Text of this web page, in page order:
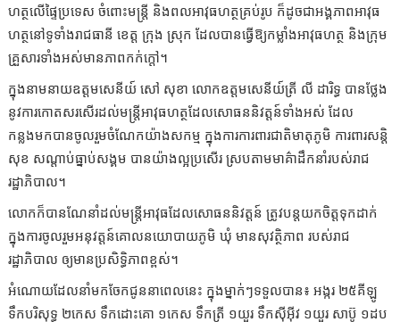
ហត្ថលើផ្ទៃប្រទេស ចំពោះមន្ត្រី និងពលអាវុធហត្ថគ្រប់រូប ក៏ដូចជាអង្គភាពអាវុធ
ហត្ថនៅទូទាំងរាជធានី ខេត្ត ក្រុង ស្រុក ដែលបានធ្វើឱ្យកម្លាំងអាវុធហត្ថ និងក្រុម
គ្រួសារទាំងអស់មានភាពកក់ក្តៅ។
ក្នុងនាមនាយឧត្តមសេនីយ៍ សៅ សុខា លោកឧត្តមសេនីយ៍ត្រី លី ដារិទ្ធ បានថ្លែង
នូវការកោតសរសើរដល់មន្ត្រីអាវុធហត្ថដែលសោធននិវត្តន៍ទាំងអស់ ដែល
កន្លងមកបានចូលរួមចំណែកយ៉ាងសកម្ម ក្នុងការការពារជាតិមាតុភូមិ ការពារសន្តិ
សុខ សណ្តាប់ធ្នាប់សង្គម បានយ៉ាងល្អប្រសើរ ស្របតាមមាគ៌ាដឹកនាំរបស់រាជ
រដ្ឋាភិបាល។
លោកក៏បានណែនាំដល់មន្ត្រីអាវុធដែលសោធននិវត្តន៍ ត្រូវបន្តយកចិត្តទុកដាក់
ក្នុងការចូលរួមអនុវត្តន៍គោលនយោបាយភូមិ ឃុំ មានសុវត្ថិភាព របស់រាជ
រដ្ឋាភិបាល ឲ្យមានប្រសិទ្ធិភាពខ្ពស់។
អំណោយដែលនាំមកចែកជូននាពេលនេះ ក្នុងម្នាក់ៗទទួលបាន៖ អង្ករ ២៥គីឡូ
ទឹកបរិសុទ្ធ ២កេស ទឹកដោះគោ ១កេស ទឹកត្រី ១យួរ ទឹកស៊ីអ៊ីវ ១យួរ សាប៊ូ ១ដប